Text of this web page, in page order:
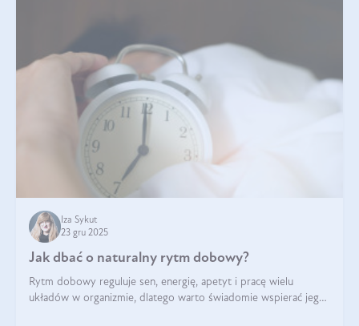
Iza Sykut
23 gru 2025
Jak dbać o naturalny rytm dobowy?
Rytm dobowy reguluje sen, energię, apetyt i pracę wielu
układów w organizmie, dlatego warto świadomie wspierać jego